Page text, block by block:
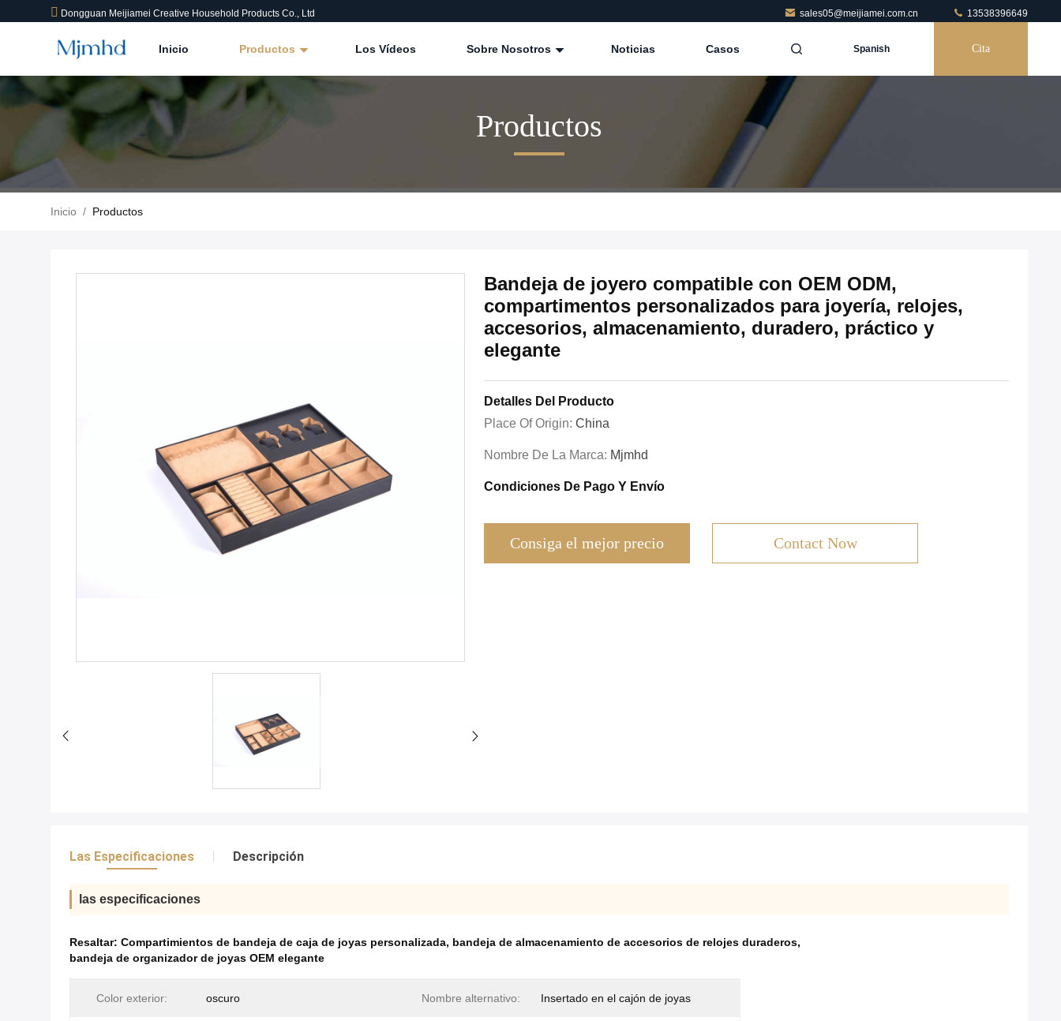
Dongguan Meijiamei Creative Household Products Co., Ltd sales05@meijiamei.com.cn 13538396649
Inicio Productos Los Vídeos Sobre Nosotros Noticias Casos Spanish Cita
Productos
Inicio / Productos
Bandeja de joyero compatible con OEM ODM,
compartimentos personalizados para joyería, relojes,
accesorios, almacenamiento, duradero, práctico y
elegante
Detalles Del Producto
Place Of Origin: China
Nombre De La Marca: Mjmhd
Condiciones De Pago Y Envío
Consiga el mejor precio Contact Now
Las Especificaciones Descripción
las especificaciones
Resaltar: Compartimientos de bandeja de caja de joyas personalizada, bandeja de almacenamiento de accesorios de relojes duraderos,
bandeja de organizador de joyas OEM elegante
Color exterior: oscuro Nombre alternativo: Insertado en el cajón de joyas